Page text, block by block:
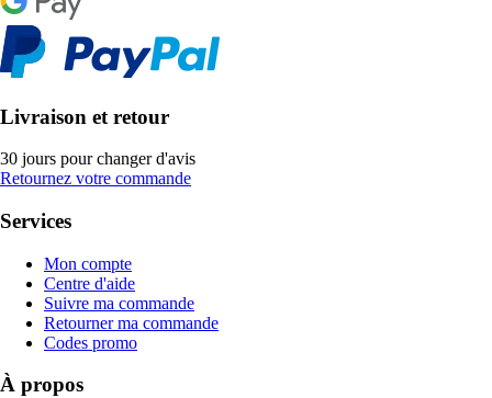
Livraison et retour
30 jours pour changer d'avis
Retournez votre commande
Services
Mon compte
Centre d'aide
Suivre ma commande
Retourner ma commande
Codes promo
À propos